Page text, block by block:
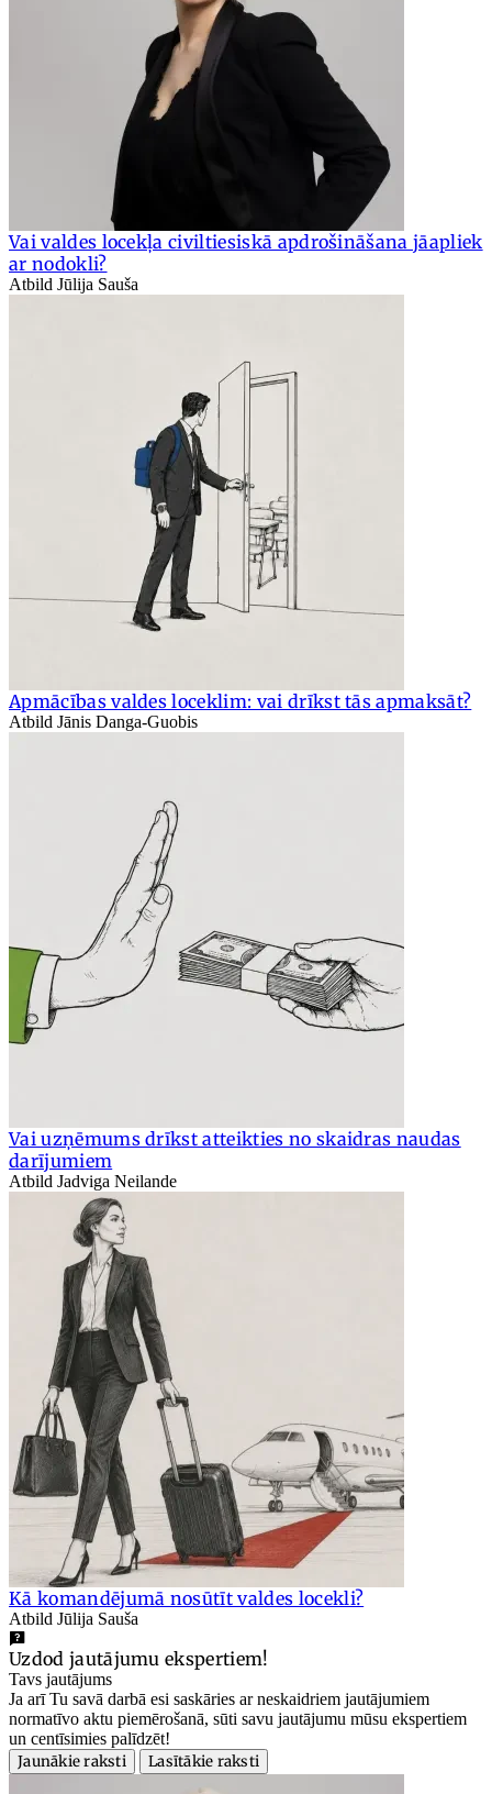
Vai valdes locekļa civiltiesiskā apdrošināšana jāapliek
ar nodokli?
Atbild Jūlija Sauša
Apmācības valdes loceklim: vai drīkst tās apmaksāt?
Atbild Jānis Danga-Guobis
Vai uzņēmums drīkst atteikties no skaidras naudas
darījumiem
Atbild Jadviga Neilande
Kā komandējumā nosūtīt valdes locekli?
Atbild Jūlija Sauša
Uzdod jautājumu ekspertiem!
Tavs jautājums
Ja arī Tu savā darbā esi saskāries ar neskaidriem jautājumiem
normatīvo aktu piemērošanā, sūti savu jautājumu mūsu ekspertiem
un centīsimies palīdzēt!
Jaunākie raksti
Lasītākie raksti